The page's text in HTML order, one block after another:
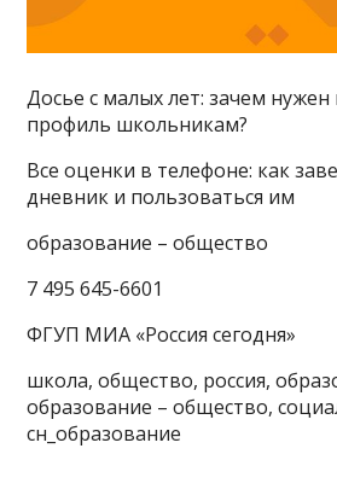
Досье с малых лет: зачем
профиль школьникам?
Все оценки в телефоне: как
дневник и пользоваться им
образование – общество
7 495 645-6601
ФГУП МИА «Россия сегодня»
школа, общество, россия,
образование – общество,
сн_образование